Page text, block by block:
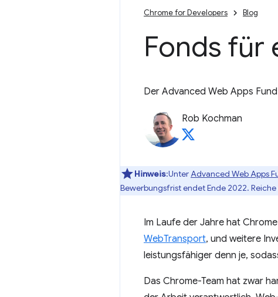
Chrome for Developers Blog
Fonds für
Der Advanced Web Apps
Rob Kochman
Hinweis:UnterAdvanced Web Apps
Bewerbungsfrist endet Ende 2022.
Im Laufe der Jahre hat
WebTransport, und weitere
leistungsfähiger denn je,
Das Chrome-Team hat zwar